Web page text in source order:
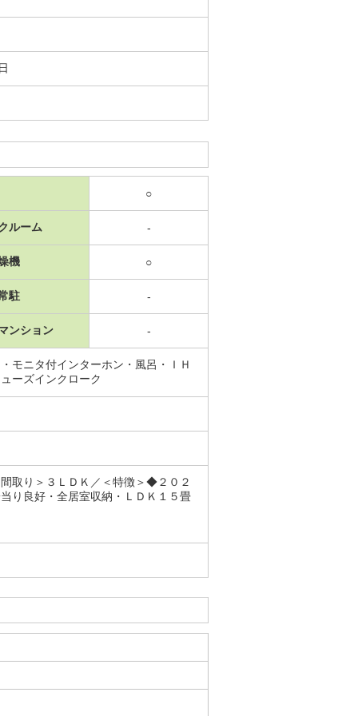
○
ルーム -
機 ○
駐 -
ンション -
モニタ付インターホン・風呂・ＩＨ
ーズインクローク
取り＞３ＬＤＫ／＜特徴＞◆２０２
り良好・全居室収納・ＬＤＫ１５畳